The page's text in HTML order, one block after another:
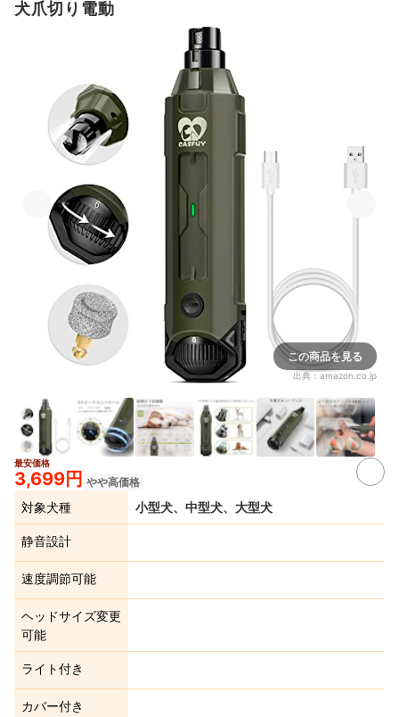
犬爪切り電動
この商品を見る
出典：amazon.co.jp
最安価格
3,699円 やや高価格
対象犬種 小型犬、中型犬、大型犬
静音設計
速度調節可能
ヘッドサイズ変更
可能
ライト付き
カバー付き